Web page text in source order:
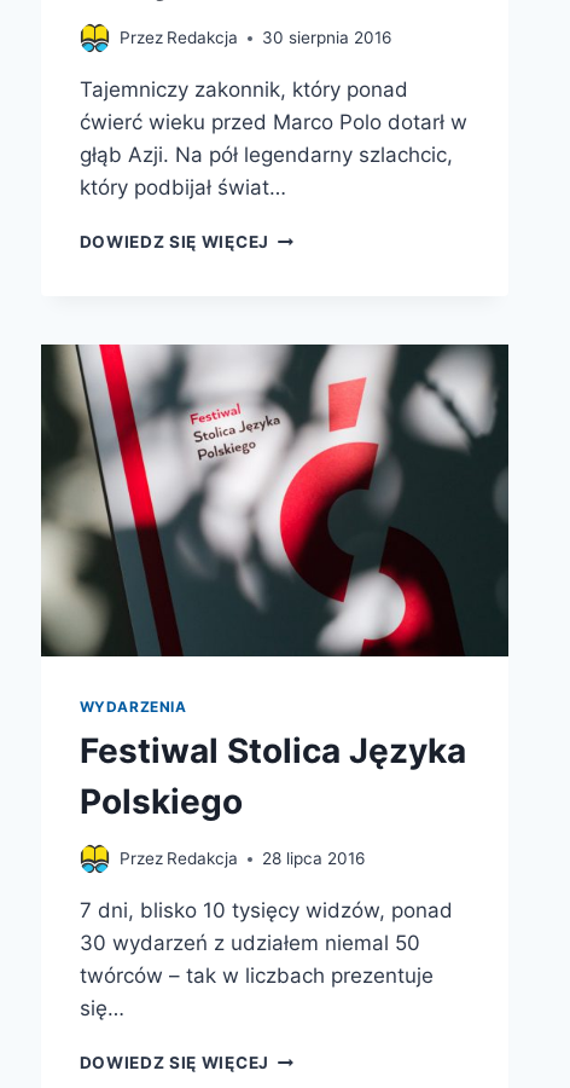
Przez Redakcja 30 sierpnia 2016
Tajemniczy zakonnik, który ponad
ćwierć wieku przed Marco Polo dotarł w
głąb Azji. Na pół legendarny szlachcic,
który podbijał świat…
DOWIEDZ SIĘ WIĘCEJ WIELCY
ŚWIAT
WYDARZENIA
Festiwal Stolica Języka
Polskiego
Przez Redakcja 28 lipca 2016
7 dni, blisko 10 tysięcy widzów, ponad
30 wydarzeń z udziałem niemal 50
twórców – tak w liczbach prezentuje
się…
DOWIEDZ SIĘ WIĘCEJ FESTIWAL